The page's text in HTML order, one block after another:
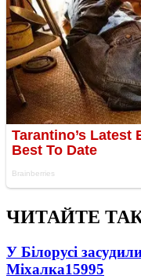
ЧИТАЙТЕ
У Білорусі
Міхалка15995